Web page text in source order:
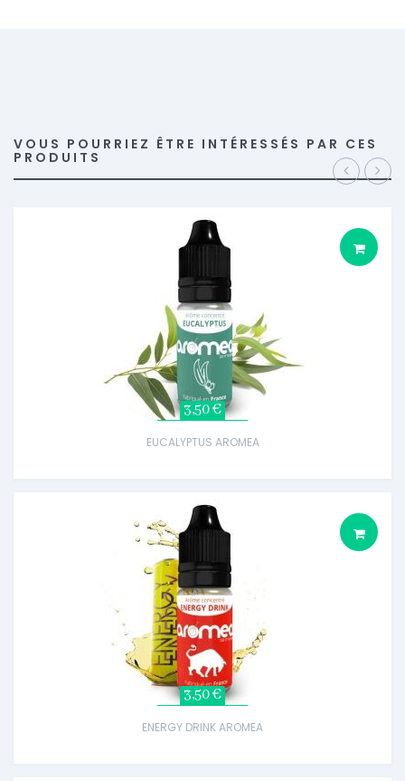
VOUS POURRIEZ ÊTRE INTÉRESSÉS PAR CES
PRODUITS
3,50 €
EUCALYPTUS AROMEA
3,50 €
ENERGY DRINK AROMEA